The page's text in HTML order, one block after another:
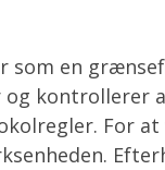
som en
kontrollerer
For